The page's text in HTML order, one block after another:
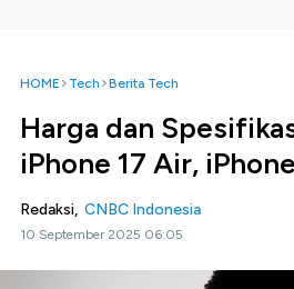
HOME Tech Berita Tech
Harga dan
iPhone 17 Air,
Redaksi, CNBC Indonesia
10 September 2025 06:05